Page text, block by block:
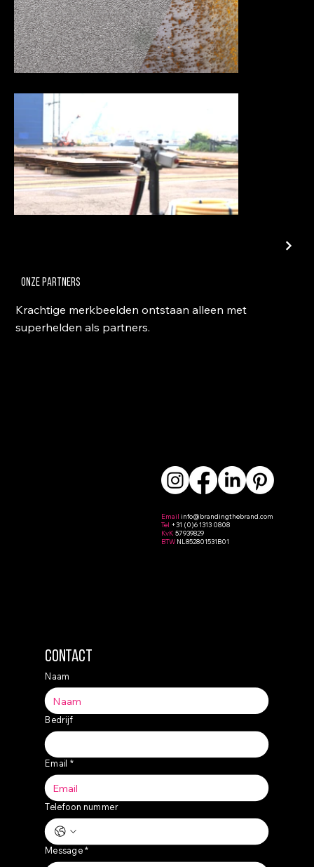
onze partners
Krachtige merkbeelden ontstaan alleen met
superhelden als partners.
Contact
Naam
Bedrijf
Email *
Telefoon nummer
Message *
Email info@brandingthebrand.com
Tel +31 (0)6 1313 0808
KvK 57939829
BTW NL852801531B01